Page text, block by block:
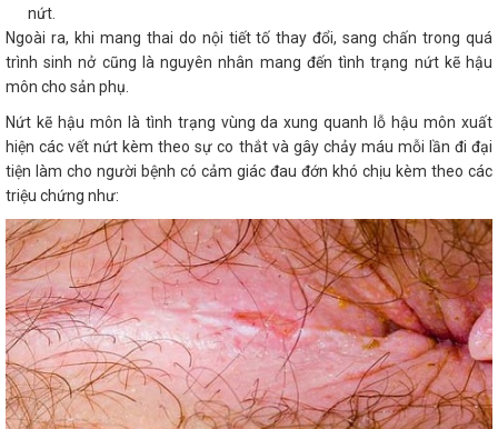
nứt.
Ngoài ra, khi mang thai do nội tiết tố thay đổi, sang chấn trong quá
trình sinh nở cũng là nguyên nhân mang đến tình trạng nứt kẽ hậu
môn cho sản phụ.
Nứt kẽ hậu môn là tình trạng vùng da xung quanh lỗ hậu môn xuất
hiện các vết nứt kèm theo sự co thắt và gây chảy máu mỗi lần đi đại
tiện làm cho người bệnh có cảm giác đau đớn khó chịu kèm theo các
triệu chứng như: